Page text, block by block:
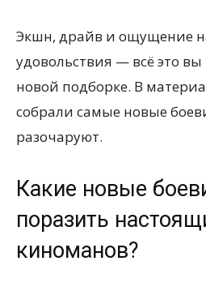
Экшн, драйв и ощущение
удовольствия — всё это
новой подборке. В
собрали самые новые
разочаруют.
Какие новые
поразить
киноманов?